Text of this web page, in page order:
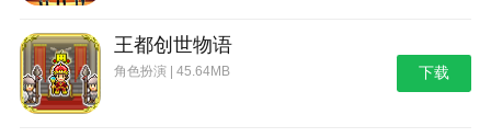
王都创世物语
角色扮演 | 45.64MB 下载